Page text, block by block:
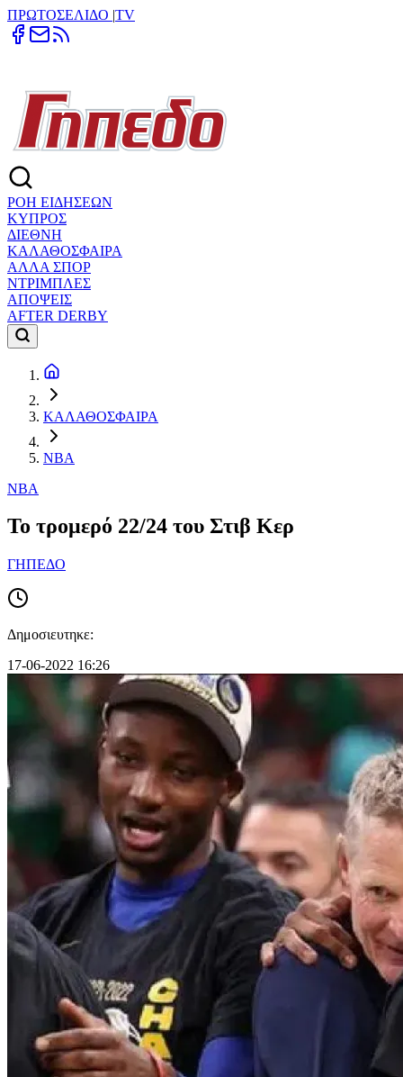
ΠΡΩΤΟΣΕΛΙΔΟ |TV
ΡΟΗ ΕΙΔΗΣΕΩΝ
ΚΥΠΡΟΣ
ΔΙΕΘΝΗ
ΚΑΛΑΘΟΣΦΑΙΡΑ
ΑΛΛΑ ΣΠΟΡ
ΝΤΡΙΜΠΛΕΣ
ΑΠΟΨΕΙΣ
AFTER DERBY
ΚΑΛΑΘΟΣΦΑΙΡΑ
NBA
NBA
Το τρομερό 22/24 του Στιβ Κερ
ΓΗΠΕΔΟ
Δημοσιευτηκε:
17-06-2022 16:26